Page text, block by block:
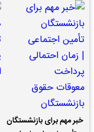
خبر مهم برای بازنشستگان